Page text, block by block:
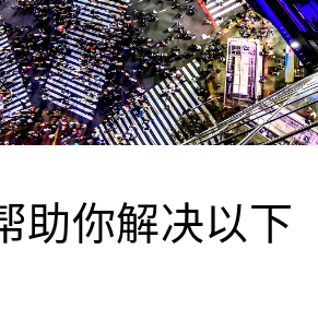
助你解决以下